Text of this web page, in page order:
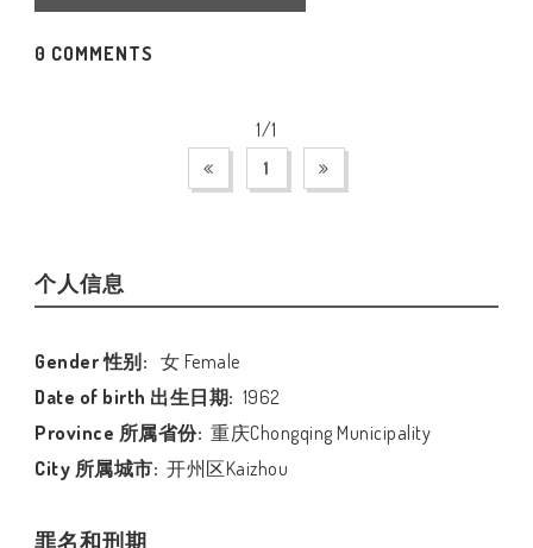
0 COMMENTS
1/1
1
个人信息
Gender 性别: 女 Female
Date of birth 出生日期: 1962
Province 所属省份: 重庆Chongqing Municipality
City 所属城市: 开州区Kaizhou
罪名和刑期